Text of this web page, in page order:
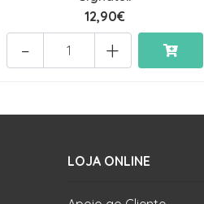
12,90€
+
-
LOJA ONLINE